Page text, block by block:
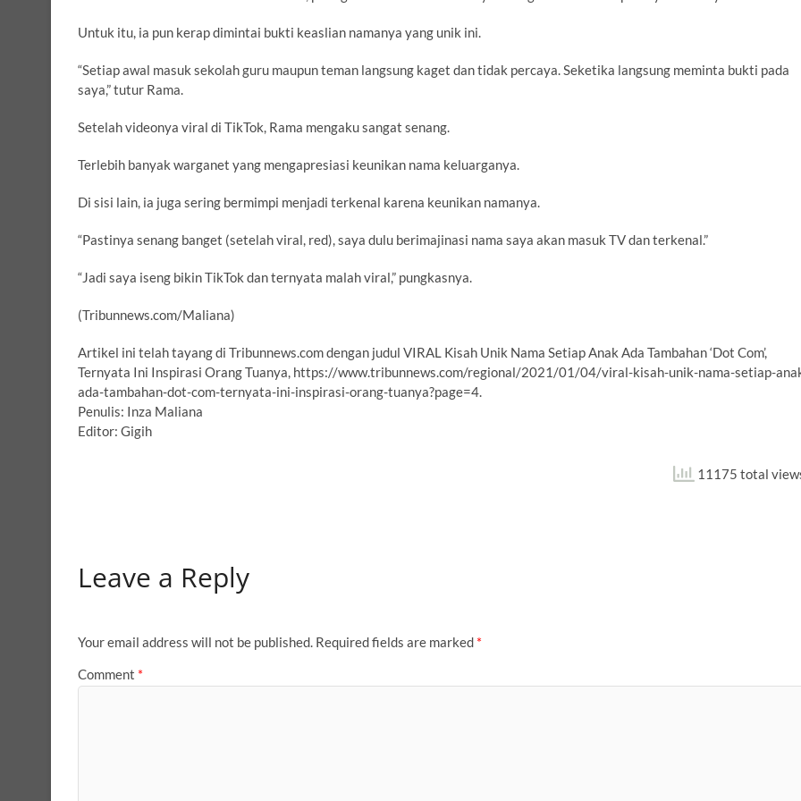
Untuk itu, ia pun kerap dimintai bukti keaslian namanya yang unik ini.
“Setiap awal masuk sekolah guru maupun teman langsung kaget dan tidak percaya. Seketika langsung meminta bukti pada
saya,” tutur Rama.
Setelah videonya viral di TikTok, Rama mengaku sangat senang.
Terlebih banyak warganet yang mengapresiasi keunikan nama keluarganya.
Di sisi lain, ia juga sering bermimpi menjadi terkenal karena keunikan namanya.
“Pastinya senang banget (setelah viral, red), saya dulu berimajinasi nama saya akan masuk TV dan terkenal.”
“Jadi saya iseng bikin TikTok dan ternyata malah viral,” pungkasnya.
(Tribunnews.com/Maliana)
Artikel ini telah tayang di Tribunnews.com dengan judul VIRAL Kisah Unik Nama Setiap Anak Ada Tambahan ‘Dot Com’,
Ternyata Ini Inspirasi Orang Tuanya, https://www.tribunnews.com/regional/2021/01/04/viral-kisah-unik-nama-setiap-
ada-tambahan-dot-com-ternyata-ini-inspirasi-orang-tuanya?page=4.
Penulis: Inza Maliana
Editor: Gigih
11175 total
Leave a Reply
Your email address will not be published. Required fields are marked *
Comment *